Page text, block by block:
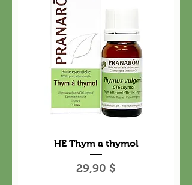
HE Thym a thymol
Prix
29,90 $